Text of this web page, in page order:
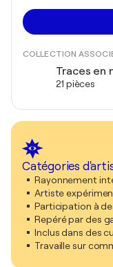
COLLECTION
Traces en
21 pièces
Catégories
Rayonnement
Artiste
Participation à
Repéré par des
Inclus dans des
Travaille sur